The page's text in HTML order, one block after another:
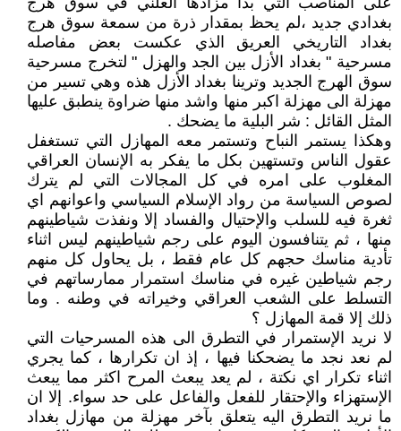
بغدادي جديد ،لم يحظ بمقدار ذرة من سمعة سوق هرج
بغداد التاريخي العريق الذي عكست بعض مفاصله
مسرحية " بغداد الأزل بين الجد والهزل " لتخرج مسرحية
سوق الهرج الجديد وترينا بغداد الأزل هذه وهي تسير من
مهزلة الى مهزلة اكبر منها واشد منها ضراوة ينطبق عليها
المثل القائل : شر البلية ما يضحك .
وهكذا يستمر النباح وتستمر معه المهازل التي تستغفل
عقول الناس وتستهين بكل ما يفكر به الإنسان العراقي
المغلوب على امره في كل المجالات التي لم يترك
لصوص السياسة من رواد الإسلام السياسي واعوانهم اي
ثغرة فيه للسلب والإحتيال والفساد إلا ونفذت شياطينهم
منها ، ثم يتنافسون اليوم على رجم شياطينهم ليس اثناء
تأدية مناسك حجهم كل عام فقط ، بل يحاول كل منهم
رجم شياطين غيره في مناسك استمرار ممارساتهم في
التسلط على الشعب العراقي وخيراته في وطنه . وما
ذلك إلا قمة المهازل ؟
لا نريد الإستمرار في التطرق الى هذه المسرحيات التي
لم نعد نجد ما يضحكنا فيها ، إذ ان تكرارها ، كما يجري
اثناء تكرار اي نكتة ، لم يعد يبعث المرح اكثر مما يبعث
الإستهزاء والإحتقار للفعل والفاعل على حد سواء. إلا ان
ما نريد التطرق اليه يتعلق بآخر مهزلة من مهازل بغداد